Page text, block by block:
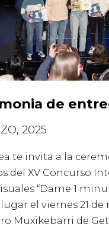
de
2025
te invita a la
del XV Concurso
“Dame 1
el viernes 21 de
Muxikebarri de